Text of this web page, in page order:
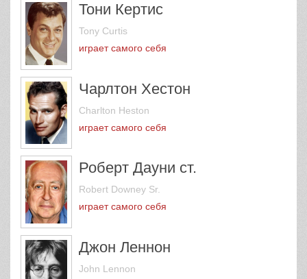
Тони Кертис
Tony Curtis
играет самого себя
Чарлтон Хестон
Charlton Heston
играет самого себя
Роберт Дауни ст.
Robert Downey Sr.
играет самого себя
Джон Леннон
John Lennon